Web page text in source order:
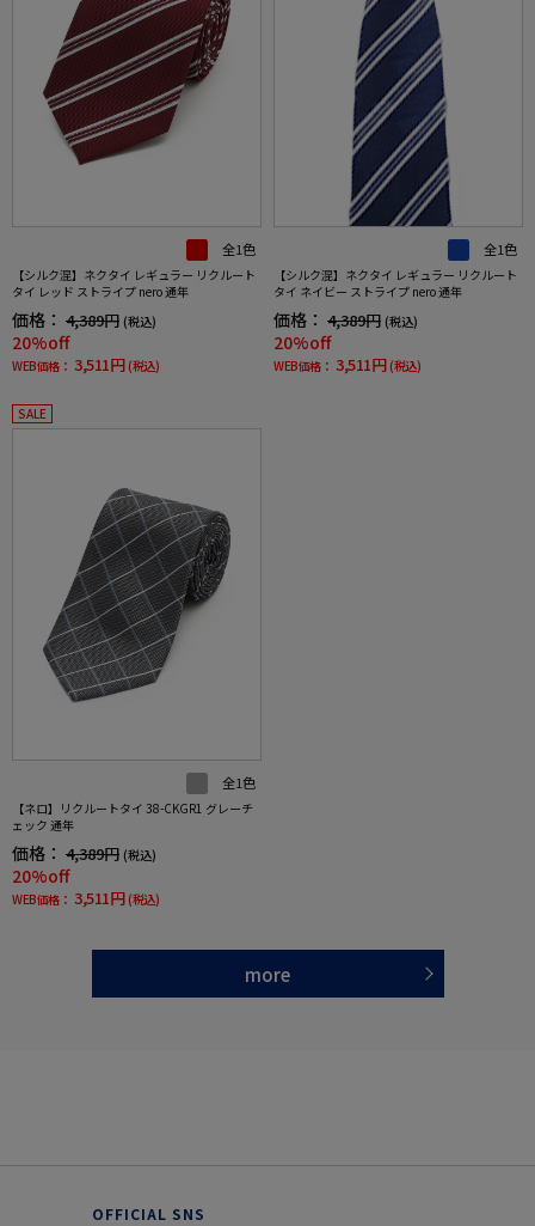
全1色
【シルク混】ネクタイ レギュラー リクルート
タイ レッド ストライプ nero 通年
価格： 4,389円 (税込)
20%off
WEB価格： 3,511円 (税込)
全1色
【シルク混】ネクタイ レギュラー リクルート
タイ ネイビー ストライプ nero 通年
価格： 4,389円 (税込)
20%off
WEB価格： 3,511円 (税込)
SALE
全1色
【ネロ】リクルートタイ 38-CKGR1 グレーチ
ェック 通年
価格： 4,389円 (税込)
20%off
WEB価格： 3,511円 (税込)
more
OFFICIAL SNS